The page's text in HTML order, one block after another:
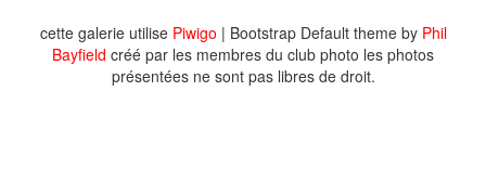
cette galerie utilise Piwigo | Bootstrap Default theme by Phil
Bayfield créé par les membres du club photo les photos
présentées ne sont pas libres de droit.